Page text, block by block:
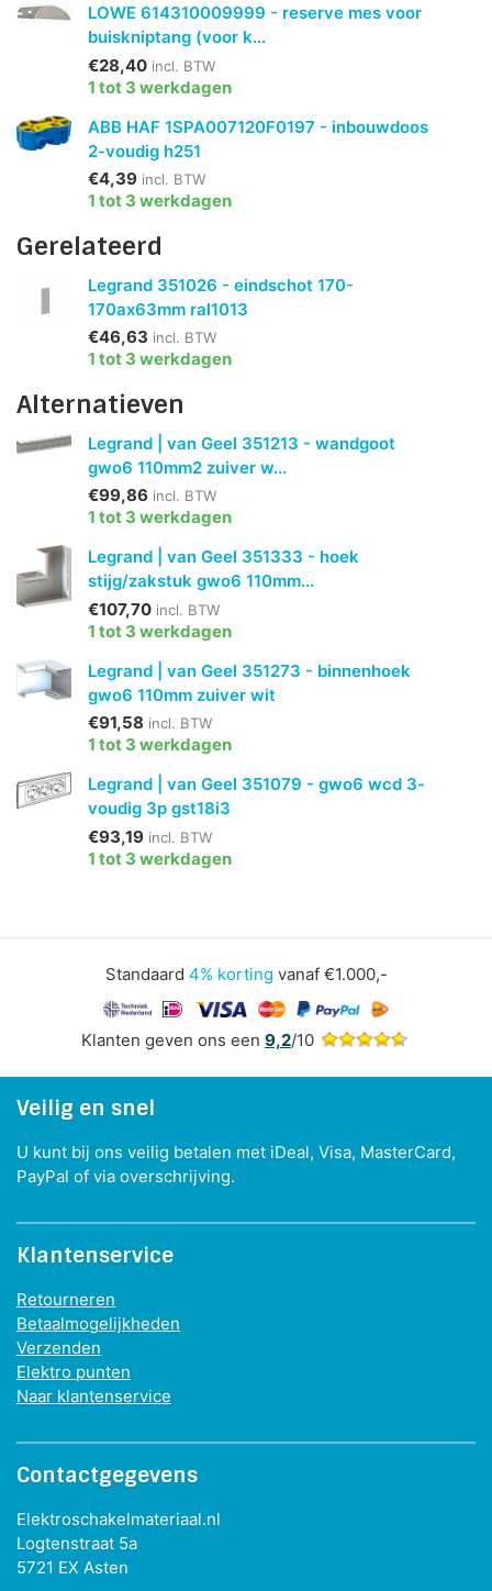
LOWE 614310009999 - reserve mes voor
buiskniptang (voor k...
€28,40 incl. BTW
1 tot 3 werkdagen
ABB HAF 1SPA007120F0197 - inbouwdoos
2-voudig h251
€4,39 incl. BTW
1 tot 3 werkdagen
Gerelateerd
Legrand 351026 - eindschot 170-
170ax63mm ral1013
€46,63 incl. BTW
1 tot 3 werkdagen
Alternatieven
Legrand | van Geel 351213 - wandgoot
gwo6 110mm2 zuiver w...
€99,86 incl. BTW
1 tot 3 werkdagen
Legrand | van Geel 351333 - hoek
stijg/zakstuk gwo6 110mm...
€107,70 incl. BTW
1 tot 3 werkdagen
Legrand | van Geel 351273 - binnenhoek
gwo6 110mm zuiver wit
€91,58 incl. BTW
1 tot 3 werkdagen
Legrand | van Geel 351079 - gwo6 wcd 3-
voudig 3p gst18i3
€93,19 incl. BTW
1 tot 3 werkdagen
Standaard 4% korting vanaf €1.000,-
Klanten geven ons een 9,2/10
Veilig en snel
U kunt bij ons veilig betalen met iDeal, Visa, MasterCard,
PayPal of via overschrijving.
Klantenservice
Retourneren
Betaalmogelijkheden
Verzenden
Elektro punten
Naar klantenservice
Contactgegevens
Elektroschakelmateriaal.nl
Logtenstraat 5a
5721 EX Asten